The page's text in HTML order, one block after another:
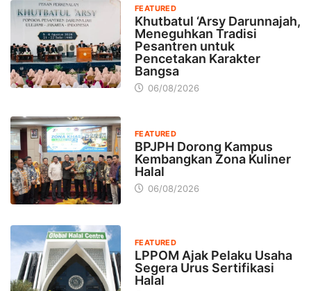
FEATURED
Khutbatul ‘Arsy Darunnajah,
Meneguhkan Tradisi
Pesantren untuk
Pencetakan Karakter
Bangsa
06/08/2026
FEATURED
BPJPH Dorong Kampus
Kembangkan Zona Kuliner
Halal
06/08/2026
FEATURED
LPPOM Ajak Pelaku Usaha
Segera Urus Sertifikasi
Halal